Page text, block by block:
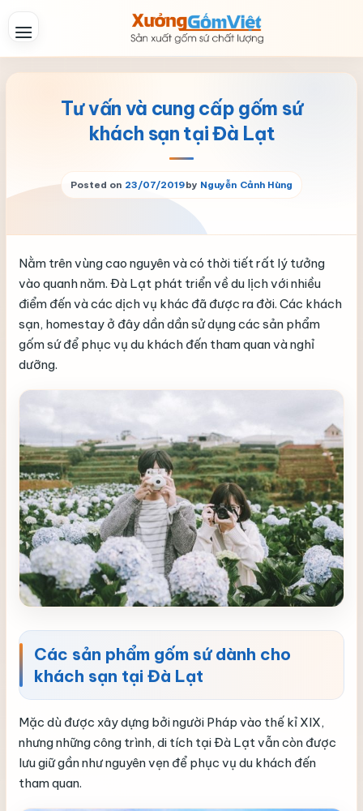
Tư vấn và cung cấp gốm sứ
khách sạn tại Đà Lạt
Posted on 23/07/2019by Nguyễn Cảnh Hùng
Nằm trên vùng cao nguyên và có thời tiết rất lý tưởng
vào quanh năm. Đà Lạt phát triển về du lịch với nhiều
điểm đến và các dịch vụ khác đã được ra đời. Các khách
sạn, homestay ở đây dần dần sử dụng các sản phẩm
gốm sứ để phục vụ du khách đến tham quan và nghỉ
dưỡng.
Các sản phẩm gốm sứ dành cho
khách sạn tại Đà Lạt
Mặc dù được xây dựng bởi người Pháp vào thế kỉ XIX,
nhưng những công trình, di tích tại Đà Lạt vẫn còn được
lưu giữ gần như nguyên vẹn để phục vụ du khách đến
tham quan.